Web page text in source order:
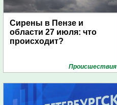
Сирены в Пензе и
области 27 июля: что
происходит?
Проиcшествия